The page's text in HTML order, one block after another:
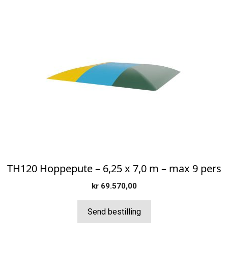
TH120 Hoppepute – 6,25 x 7,0 m – max 9 pers
kr69.570,00
Send bestilling